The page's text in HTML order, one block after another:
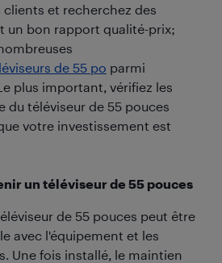
clients et recherchez des
un bon rapport qualité-prix;
de 55 po parmi
plus important, vérifiez les
du téléviseur de 55 pouces
votre investissement est
un téléviseur de 55 pouces
de 55 pouces peut être
avec l'équipement et les
Une fois installé, le maintien